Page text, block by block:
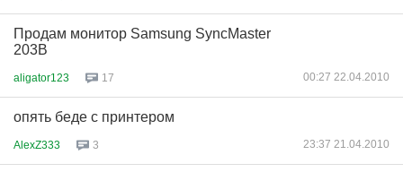
Продам монитор Samsung SyncMaster
203B
aligator123 17 00:27 22.04.2010
опять беде с принтером
AlexZ333 3 23:37 21.04.2010